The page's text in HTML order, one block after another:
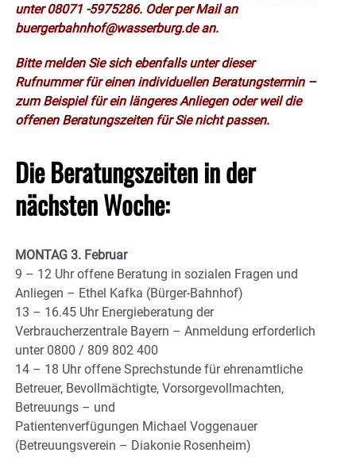
unter 08071 -5975286. Oder per Mail an
buergerbahnhof@wasserburg.de an.
Bitte melden Sie sich ebenfalls unter dieser
Rufnummer für einen individuellen Beratungstermin –
zum Beispiel für ein längeres Anliegen oder weil die
offenen Beratungszeiten für Sie nicht passen.
Die Beratungszeiten in der
nächsten Woche:
MONTAG 3. Februar
9 – 12 Uhr offene Beratung in sozialen Fragen und
Anliegen – Ethel Kafka (Bürger-Bahnhof)
13 – 16.45 Uhr Energieberatung der
Verbraucherzentrale Bayern – Anmeldung erforderlich
unter 0800 / 809 802 400
14 – 18 Uhr offene Sprechstunde für ehrenamtliche
Betreuer, Bevollmächtigte, Vorsorgevollmachten,
Betreuungs – und
Patientenverfügungen Michael Voggenauer
(Betreuungsverein – Diakonie Rosenheim)